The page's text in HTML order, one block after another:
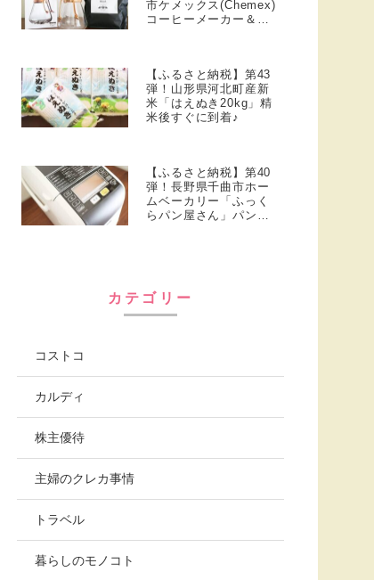
市ケメックス(Chemex)
コーヒーメーカー＆焙
【ふるさと納税】第43
弾！山形県河北町産新
米「はえぬき20kg」精
米後すぐに到着♪
【ふるさと納税】第40
弾！長野県千曲市ホー
ムベーカリー「ふっく
らパン屋さん」パン・
カテゴリー
コストコ
カルディ
株主優待
主婦のクレカ事情
トラベル
暮らしのモノコト